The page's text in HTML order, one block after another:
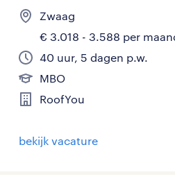
Zwaag
€ 3.018 - 3.588 per
40 uur, 5 dagen p.w.
MBO
RoofYou
bekijk vacature